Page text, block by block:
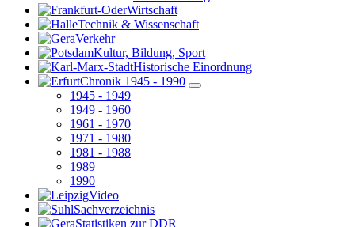
Wirtschaft
Technik & Wissenschaft
Verkehr
Kultur, Bildung, Sport
Historische Einordnung
Chronik 1945 - 1990
1945 - 1949
1949 - 1960
1961 - 1970
1971 - 1980
1981 - 1988
1989
1990
Video
Sachverzeichnis
Statistiken zur DDR